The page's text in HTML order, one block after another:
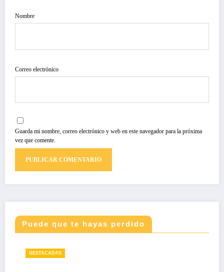
Nombre
Correo electrónico
Guarda mi nombre, correo electrónico y web en este navegador para la próxima
vez que comente.
Puede que te hayas perdido
DESTACADAS